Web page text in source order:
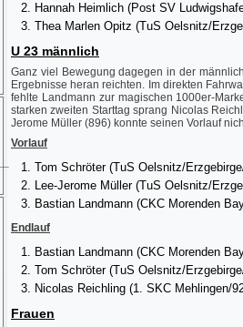
Hannah Heimlich (Post SV
Thea Marlen Opitz (TuS Oelsnitz/
U 23 männlich
Ganz viel Bewegung dagegen in der
Ergebnisse heran reichten. Im direkten
fehlte Landmann zur magischen 1000er-
starken zweiten Starttag sprang Nicolas
Jerome Müller (896) konnte seinen Vorlauf
Vorlauf
Tom Schröter (TuS Oelsnitz/
Lee-Jerome Müller (TuS Oelsnitz/
Bastian Landmann (CKC Morenden
Endlauf
Bastian Landmann (CKC Morenden
Tom Schröter (TuS Oelsnitz/
Nicolas Reichling (1. SKC Mehlingen/
Frauen